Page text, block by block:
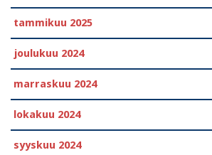
tammikuu 2025
joulukuu 2024
marraskuu 2024
lokakuu 2024
syyskuu 2024